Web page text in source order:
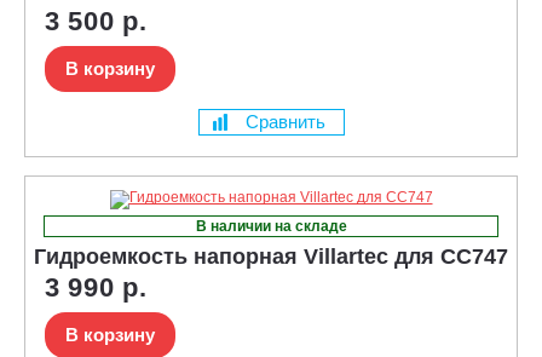
3 500 р.
В корзину
Сравнить
В наличии на складе
Гидроемкость напорная Villartec для CC747
3 990 р.
В корзину